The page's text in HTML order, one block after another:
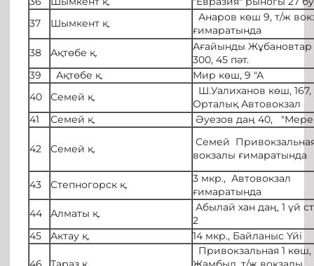
37
Шымкент қ.
Анаров көш 9, т/ж
ғимаратында
38
Ақтөбе қ.
Ағайынды
300, 45 пәт.
39
Ақтөбе қ.
Мир көш, 9 "А
40
Семей қ.
Ш.Уалиханов көш, 167,
Орталық Автовокзал
41
Семей қ. Әуезов даң 40,
42 Семей қ.
Семей
вокзалы ғимаратында
43 Степногорск қ.
3 мкр., Автовокзал
ғимаратында
44
Алматы қ.
Абылай хан даң, 1 үй
2
45
Актау қ. 14 мкр., Байланыс Үйі
Привокзальная 1 көш,